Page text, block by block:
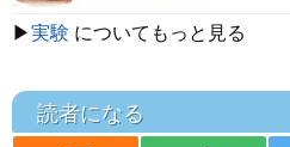
▶実験 についてもっと見る
読者になる